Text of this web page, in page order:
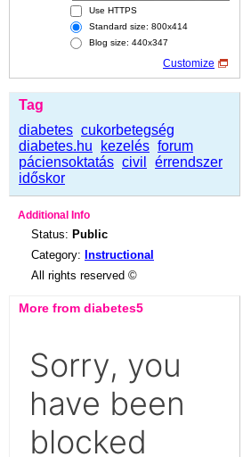
Use HTTPS
Standard size: 800x414
Blog size: 440x347
Customize
Tag
diabetes cukorbetegség
diabetes.hu
kezelés forum
páciensoktatás civil
érrendszer
időskor
Additional Info
Status: Public
Category: Instructional
All rights reserved ©
More from diabetes5